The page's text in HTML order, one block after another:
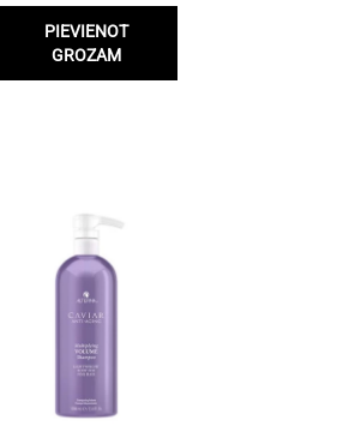
PIEVIENOT
GROZAM